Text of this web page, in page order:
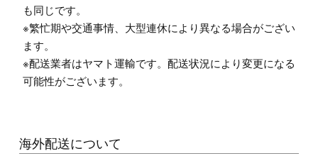
も同じです。
※繁忙期や交通事情、大型連休により異なる場合がござい
ます。
※配送業者はヤマト運輸です。配送状況により変更になる
可能性がございます。
海外配送について